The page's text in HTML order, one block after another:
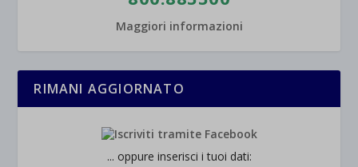
Maggiori informazioni
RIMANI AGGIORNATO
... oppure inserisci i tuoi dati: